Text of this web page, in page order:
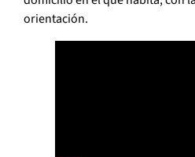
orientación.